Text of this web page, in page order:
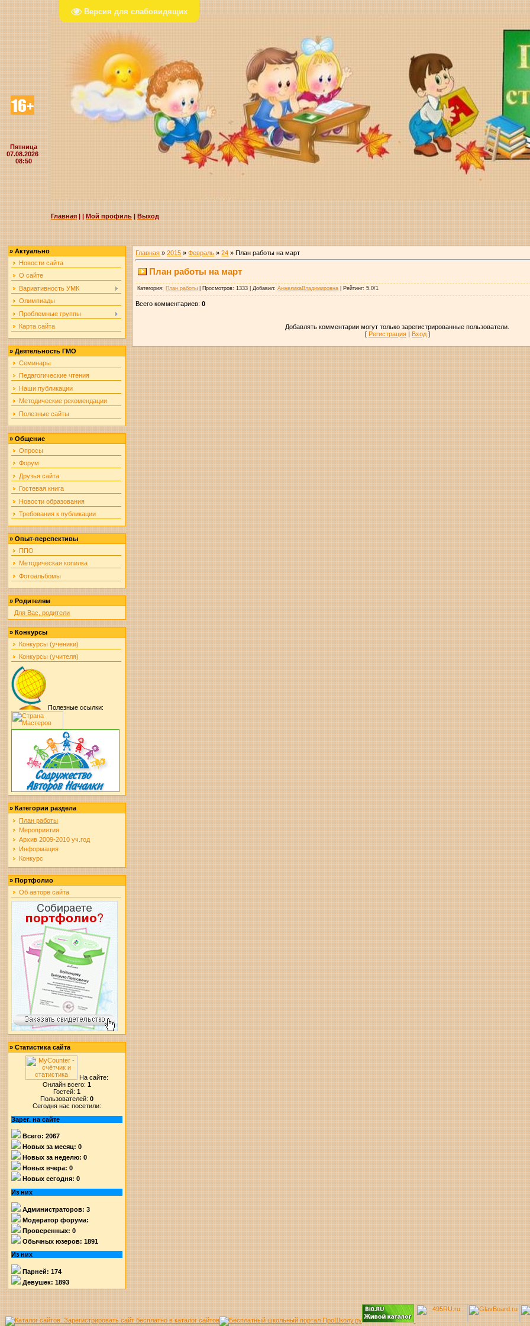
Версия для слабовидящих
Пятница
07.08.2026
08:50
Главная||Мой профиль|Выход
»Актуально
Новости сайта
О сайте
Вариативность УМК
Олимпиады
Проблемные группы
Карта сайта
»Деятельность ГМО
Семинары
Педагогические чтения
Наши публикации
Методические рекомендации
Полезные сайты
»Общение
Опросы
Форум
Друзья сайта
Гостевая книга
Новости образования
Требования к публикации
»Опыт-перспективы
ППО
Методическая копилка
Фотоальбомы
»Родителям
Для Вас, родители
»Конкурсы
Конкурсы (ученики)
Конкурсы (учителя)
Полезные ссылки:
»Категории раздела
План работы
Мероприятия
Архив 2009-2010 уч.год
Информация
Конкурс
»Портфолио
Об авторе сайта
»Статистика сайта
На сайте:
Онлайн всего:1
Гостей:1
Пользователей:0
Сегодня нас посетили:
Зарег. на сайте
Всего: 2067
Новых за месяц: 0
Новых за неделю: 0
Новых вчера: 0
Новых сегодня: 0
Из них
Администраторов: 3
Модератор форума:
Проверенных: 0
Обычных юзеров: 1891
Из них
Парней: 174
Девушек: 1893
Главная »2015 » Февраль » 24 » План работы на март
План работы на март
Категория: План работы Просмотров: 1333 | Добавил:АнжеликаВладимировна Рейтинг:5.0/1
Всего комментариев:0
Добавлять комментарии могут только зарегистрированные пользователи.
[ Регистрация| Вход]